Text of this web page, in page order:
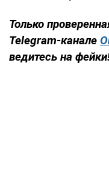
Только
Telegram-канале
ведитесь на